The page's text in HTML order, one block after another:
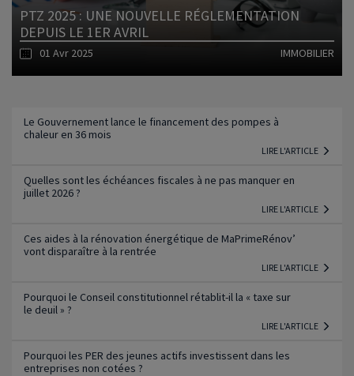
PTZ 2025 : UNE NOUVELLE RÉGLEMENTATION
DEPUIS LE 1ER AVRIL
01 Avr 2025 IMMOBILIER
Le Gouvernement lance le financement des pompes à
chaleur en 36 mois
LIRE L'ARTICLE
Quelles sont les échéances fiscales à ne pas manquer en
juillet 2026 ?
LIRE L'ARTICLE
Ces aides à la rénovation énergétique de MaPrimeRénov’
vont disparaître à la rentrée
LIRE L'ARTICLE
Pourquoi le Conseil constitutionnel rétablit-il la « taxe sur
le deuil » ?
LIRE L'ARTICLE
Pourquoi les PER des jeunes actifs investissent dans les
entreprises non cotées ?